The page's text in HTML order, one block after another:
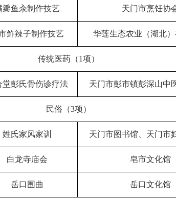
瓣鱼汆制作技艺 天门市烹饪协
鲊辣子制作技艺 华莲生态农业（湖北）
传统医药（1项）
堂彭氏骨伤诊疗法 天门市彭市镇彭深山中
民俗（3项）
姓氏家风家训 天门市图书馆、天门市
白龙寺庙会 皂市文化馆
岳口围曲 岳口文化馆